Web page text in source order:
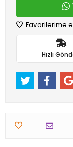
Favorilerime
Hızlı